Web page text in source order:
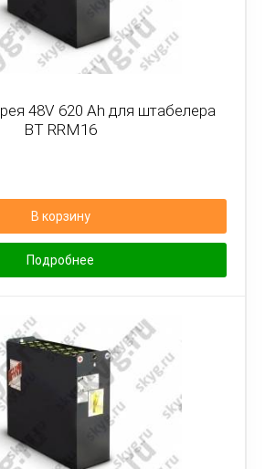
48V 620 Ah для штабелера
BT RRM16
В корзину
Подробнее